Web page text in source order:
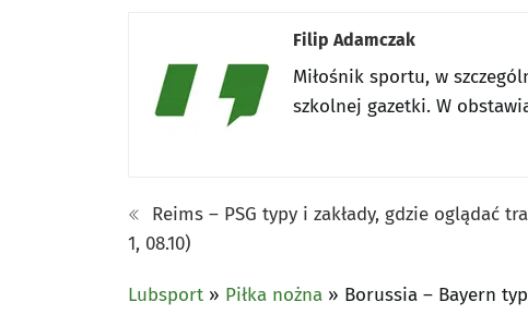
Filip Adamczak
Miłośnik sportu, w
szkolnej gazetki. W
Reims – PSG typy i zakłady, gdzie oglądać
1, 08.10)
Lubsport » Piłka nożna » Borussia – Bayern